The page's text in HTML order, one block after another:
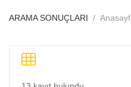
ARAMA SONUÇLARI